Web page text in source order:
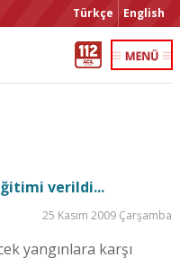
Türkçe English
verildi...
25 Kasım 2009 Çarşamba
yangınlara karşı